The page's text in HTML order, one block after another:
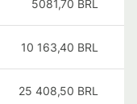
5081,70 BRL
10 163,40 BRL
25 408,50 BRL